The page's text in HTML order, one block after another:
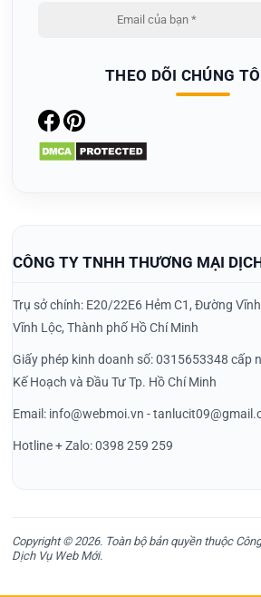
THEO DÕI CHÚNG
CÔNG TY TNHH THƯƠNG MẠI
Trụ sở chính: E20/22E6 Hẻm C1, Đường
Vĩnh Lộc, Thành phố Hồ Chí Minh
Giấy phép kinh doanh số: 0315653348 cấp
Kế Hoạch và Đầu Tư Tp. Hồ Chí Minh
Email: info@webmoi.vn -
Hotline + Zalo: 0398 259 259
Copyright © 2026. Toàn bộ bản quyền thuộc
Dịch Vụ Web Mới.